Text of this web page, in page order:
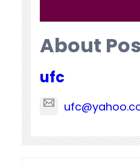
About
ufc